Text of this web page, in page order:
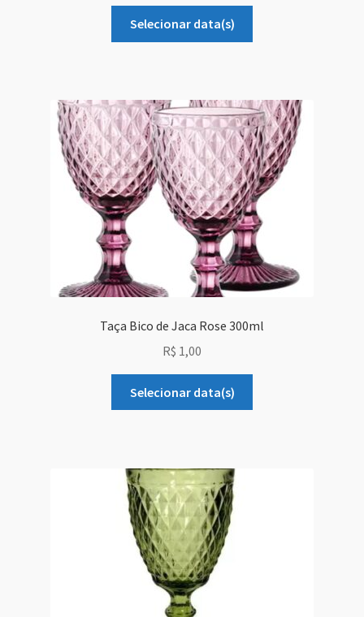
Selecionar data(s)
Taça Bico de Jaca Rose 300ml
R$ 1,00
Selecionar data(s)